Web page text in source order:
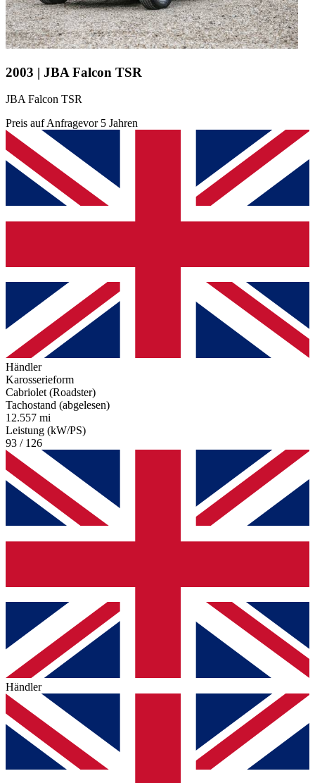
2003 | JBA Falcon TSR
JBA Falcon TSR
Preis auf Anfragevor 5 Jahren
Händler
Karosserieform
Cabriolet (Roadster)
Tachostand (abgelesen)
12.557 mi
Leistung (kW/PS)
93 / 126
Händler